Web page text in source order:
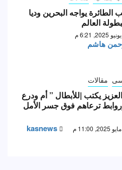
الطائرة يواجه البحرين وديا
العالم
هاشم
مقالات
يكتب |للأبطال ” أم ودرع
ترعاهم فوق جسر الأمل
kasnews